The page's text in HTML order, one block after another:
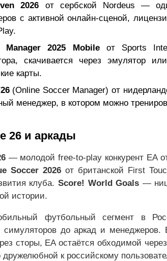
2026 от сербской Nordeus —
с активной онлайн-сценой,
Manager 2025 Mobileот Sports
скачивается через эмулятор
карты.
(Online Soccer Manager) от
менеджер, в котором можно
26 и аркады
— молодой free-to-play конкурент EA
Soccer 2026 от британской First
клуба. Score! World Goals —
истории.
футбольный сегмент в
симуляторов до аркад и менеджеров.
сторы, EA остаётся обходимой
к российскому